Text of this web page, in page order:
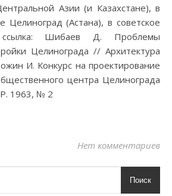
Азии (и Казахстане), в
Целиноград (Астана), в советское
Шибаев Д. Проблемы
Целинограда // Архитектура
И. Конкурс на проектирование
центра Целинограда
1963, № 2
Нет комментариев
Поиск